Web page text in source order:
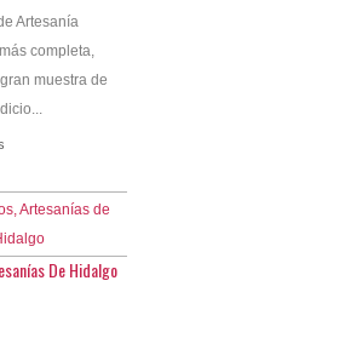
Artesanía
completa,
muestra de
De Hidalgo